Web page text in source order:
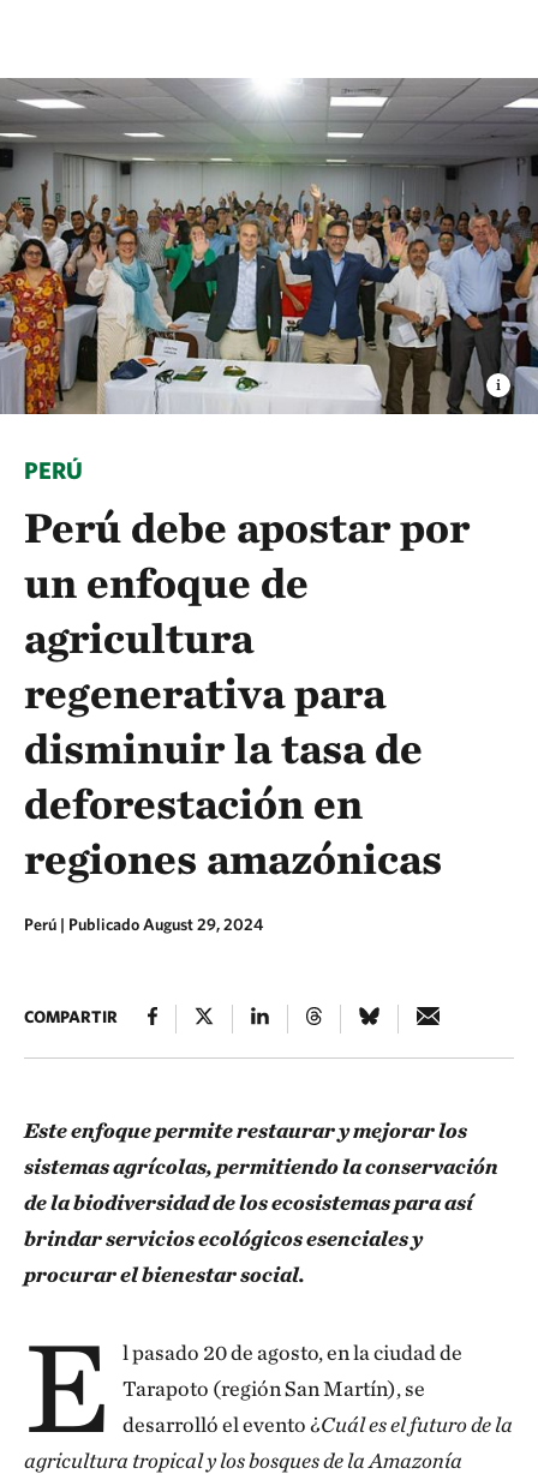
PERÚ
Perú debe apostar por
un enfoque de
agricultura
regenerativa para
disminuir la tasa de
deforestación en
regiones amazónicas
Perú | Publicado August 29, 2024
COMPARTIR
Este enfoque permite restaurar y mejorar los
sistemas agrícolas, permitiendo la conservación
de la biodiversidad de los ecosistemas para así
brindar servicios ecológicos esenciales y
procurar el bienestar social.
E
l pasado 20 de agosto, en la ciudad de
Tarapoto (región San Martín), se
desarrolló el evento ¿Cuál es el futuro de la
agricultura tropical y los bosques de la Amazonía